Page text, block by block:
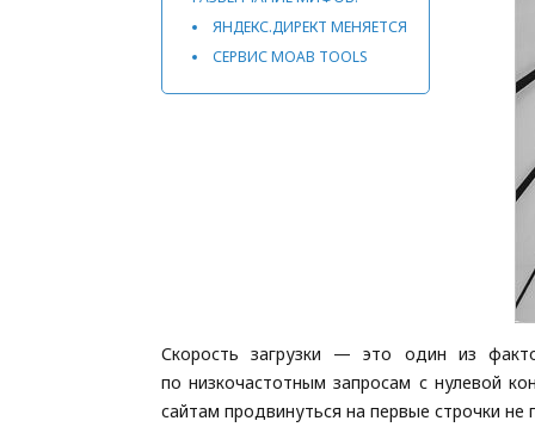
ЯНДЕКС.ДИРЕКТ МЕНЯЕТСЯ
СЕРВИС MOAB TOOLS
Скорость загрузки — это один из
по низкочастотным запросам с нулевой
сайтам продвинуться на первые строчки